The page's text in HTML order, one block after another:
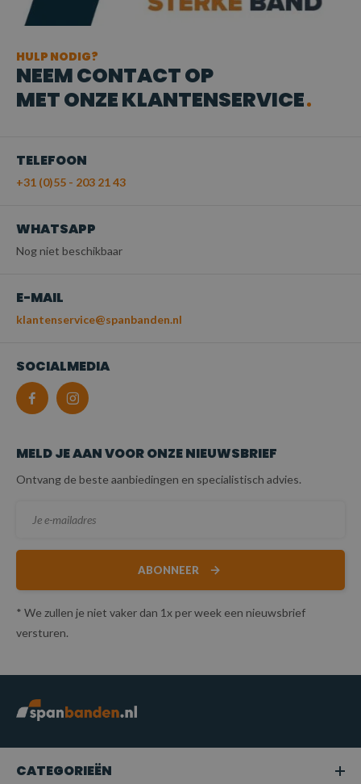
HULP NODIG?
NEEM CONTACT OP
MET ONZE KLANTENSERVICE
TELEFOON
+31 (0)55 - 203 21 43
WHATSAPP
Nog niet beschikbaar
E-MAIL
klantenservice@spanbanden.nl
SOCIALMEDIA
MELD JE AAN VOOR ONZE NIEUWSBRIEF
Ontvang de beste aanbiedingen en specialistisch advies.
ABONNEER
* We zullen je niet vaker dan 1x per week een nieuwsbrief
versturen.
CATEGORIEËN